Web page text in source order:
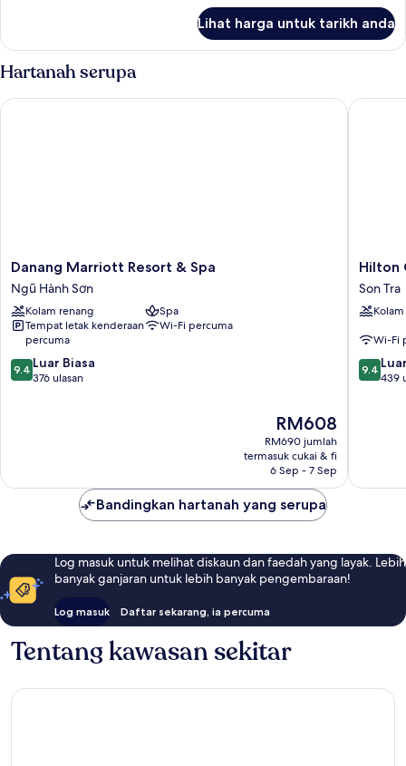
Room,
Katil
(Double)
Lihat harga untuk tarikh anda
Hartanah serupa
Danang
Marriott
Resort
&
Spa
Ngũ
Hành
Sơn
Danang Marriott Resort & Spa
Ngũ Hành Sơn
Kolam renang
Spa
Tempat letak kenderaan
percuma
Wi-Fi percuma
9.4
daripada
9.4 Luar Biasa
376 ulasan
Harga
ialah
RM608
RM608
RM690 jumlah
termasuk cukai & fi
6 Sep - 7 Sep
Danang Marriott Resort & Spa
Hilton
Garden
Inn
Da
Son
Tra
Hilton
Son Tra
Wi-Fi
9.4
9.4
439
Hilton
Bandingkan hartanah yang serupa
Log masuk untuk melihat diskaun dan faedah yang layak. Lebih
banyak ganjaran untuk lebih banyak pengembaraan!
Log masuk Daftar sekarang, ia percuma
Tentang kawasan sekitar